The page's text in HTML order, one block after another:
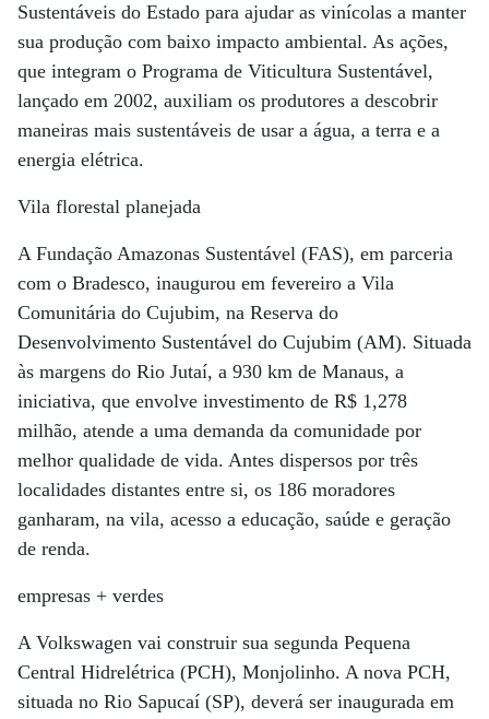
Sustentáveis do Estado para ajudar as vinícolas a manter
sua produção com baixo impacto ambiental. As ações,
que integram o Programa de Viticultura Sustentável,
lançado em 2002, auxiliam os produtores a descobrir
maneiras mais sustentáveis de usar a água, a terra e a
energia elétrica.
Vila florestal planejada
A Fundação Amazonas Sustentável (FAS), em parceria
com o Bradesco, inaugurou em fevereiro a Vila
Comunitária do Cujubim, na Reserva do
Desenvolvimento Sustentável do Cujubim (AM). Situada
às margens do Rio Jutaí, a 930 km de Manaus, a
iniciativa, que envolve investimento de R$ 1,278
milhão, atende a uma demanda da comunidade por
melhor qualidade de vida. Antes dispersos por três
localidades distantes entre si, os 186 moradores
ganharam, na vila, acesso a educação, saúde e geração
de renda.
empresas + verdes
A Volkswagen vai construir sua segunda Pequena
Central Hidrelétrica (PCH), Monjolinho. A nova PCH,
situada no Rio Sapucaí (SP), deverá ser inaugurada em